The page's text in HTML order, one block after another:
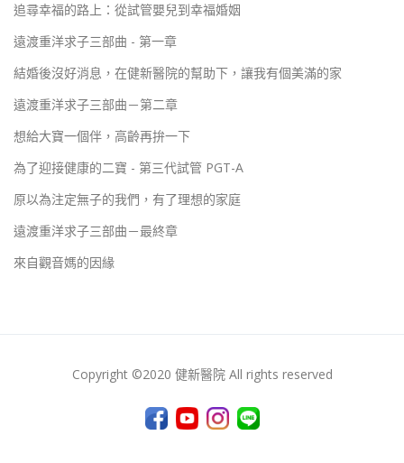
追尋幸福的路上：從試管嬰兒到幸福婚姻
遠渡重洋求子三部曲 - 第一章
結婚後沒好消息，在健新醫院的幫助下，讓我有個美滿的家
遠渡重洋求子三部曲－第二章
想給大寶一個伴，高齡再拚一下
為了迎接健康的二寶 - 第三代試管 PGT-A
原以為注定無子的我們，有了理想的家庭
遠渡重洋求子三部曲－最終章
來自觀音媽的因緣
Copyright ©2020 健新醫院 All rights reserved